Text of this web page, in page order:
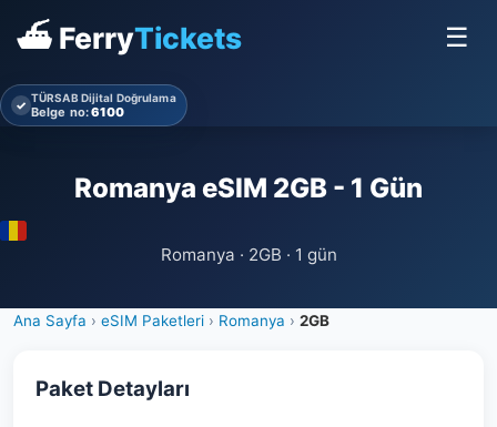
⛴ FerryTickets ☰
✓ TÜRSAB Dijital Doğrulama
Belge no:6100
Romanya eSIM 2GB - 1 Gün
Romanya · 2GB · 1 gün
Ana Sayfa › eSIM Paketleri › Romanya › 2GB
Paket Detayları